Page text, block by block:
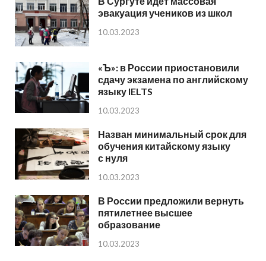
эвакуация учеников из школ
10.03.2023
«Ъ»: в России приостановили
сдачу экзамена по английскому
языку IELTS
10.03.2023
Назван минимальный срок для
обучения китайскому языку
с нуля
10.03.2023
В России предложили вернуть
пятилетнее высшее
образование
10.03.2023